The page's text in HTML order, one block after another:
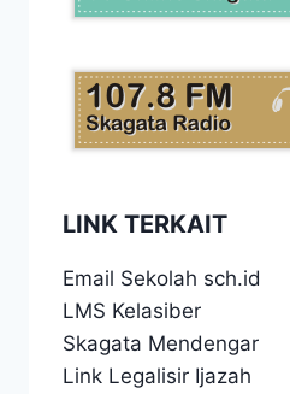
LINK TERKAIT
Email Sekolah sch.id
LMS Kelasiber
Skagata Mendengar
Link Legalisir Ijazah